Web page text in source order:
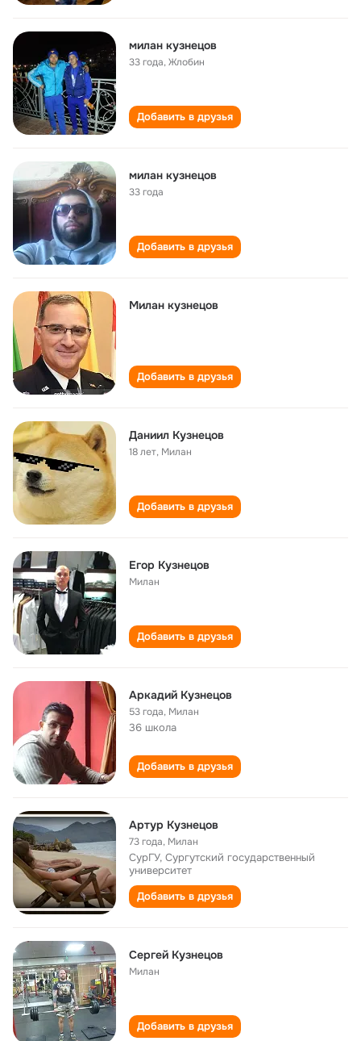
милан кузнецов
33 года,Жлобин
Добавить в друзья
милан кузнецов
33 года
Добавить в друзья
Милан кузнецов
Добавить в друзья
Даниил Кузнецов
18 лет, Милан
Добавить в друзья
Егор Кузнецов
Милан
Добавить в друзья
Аркадий Кузнецов
53 года, Милан
36 школа
Добавить в друзья
Артур Кузнецов
73 года, Милан
СурГУ, Сургутский государственный
университет
Добавить в друзья
Сергей Кузнецов
Милан
Добавить в друзья